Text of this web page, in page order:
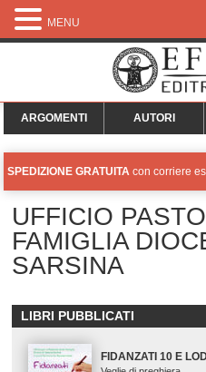
ARGOMENTI AUTORI
SPEDIZIONE GRATUITA con corriere
UFFICIO
FAMIGLIA
SARSINA
LIBRI PUBBLICATI
FIDANZATI 10 E
MENU